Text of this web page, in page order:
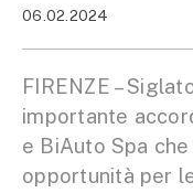
06.02.2024
FIRENZE –
importante
e BiAuto Spa
opportunità per